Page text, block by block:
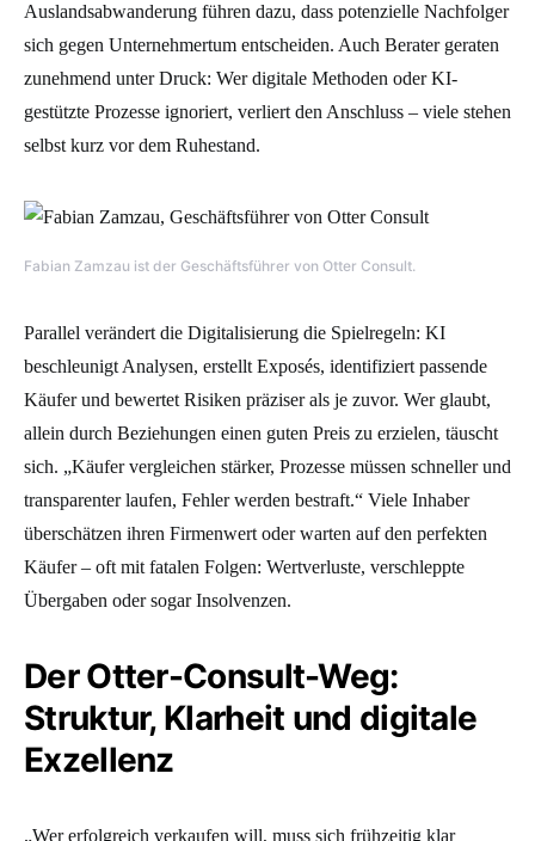
Auslandsabwanderung führen dazu, dass potenzielle Nachfolger
sich gegen Unternehmertum entscheiden. Auch Berater geraten
zunehmend unter Druck: Wer digitale Methoden oder KI-
gestützte Prozesse ignoriert, verliert den Anschluss – viele stehen
selbst kurz vor dem Ruhestand.
Fabian Zamzau ist der Geschäftsführer von Otter Consult.
Parallel verändert die Digitalisierung die Spielregeln: KI
beschleunigt Analysen, erstellt Exposés, identifiziert passende
Käufer und bewertet Risiken präziser als je zuvor. Wer glaubt,
allein durch Beziehungen einen guten Preis zu erzielen, täuscht
sich. „Käufer vergleichen stärker, Prozesse müssen schneller und
transparenter laufen, Fehler werden bestraft.“ Viele Inhaber
überschätzen ihren Firmenwert oder warten auf den perfekten
Käufer – oft mit fatalen Folgen: Wertverluste, verschleppte
Übergaben oder sogar Insolvenzen.
Der Otter-Consult-Weg:
Struktur, Klarheit und digitale
Exzellenz
„Wer erfolgreich verkaufen will, muss sich frühzeitig klar